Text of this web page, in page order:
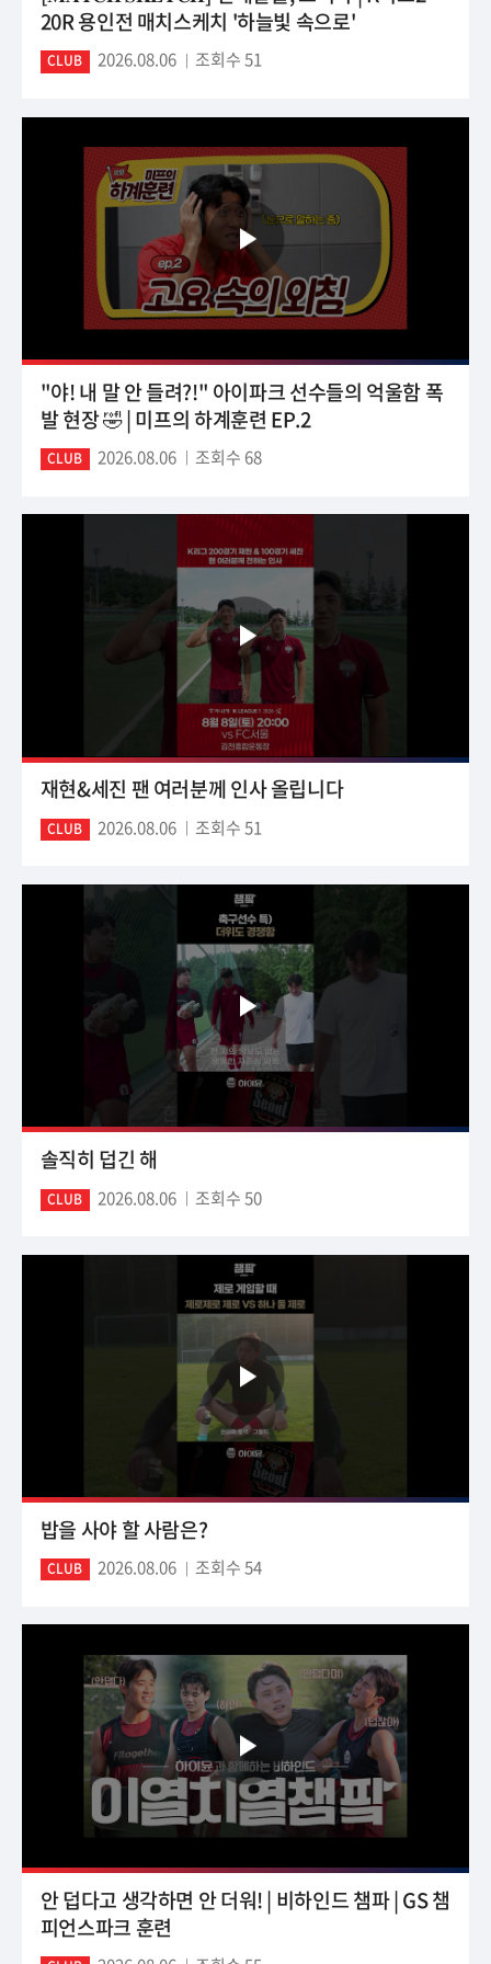
20R 용인전 매치스케치 '하늘빛 속으로'
CLUB 2026.08.06 조회수 51
"야! 내 말 안 들려?!" 아이파크 선수들의 억울함 폭
발 현장 🤣 | 미프의 하계훈련 EP.2
CLUB 2026.08.06 조회수 68
재현&세진 팬 여러분께 인사 올립니다
CLUB 2026.08.06 조회수 51
솔직히 덥긴 해
CLUB 2026.08.06 조회수 50
밥을 사야 할 사람은?
CLUB 2026.08.06 조회수 54
안 덥다고 생각하면 안 더워! | 비하인드 챔파 | GS 챔
피언스파크 훈련